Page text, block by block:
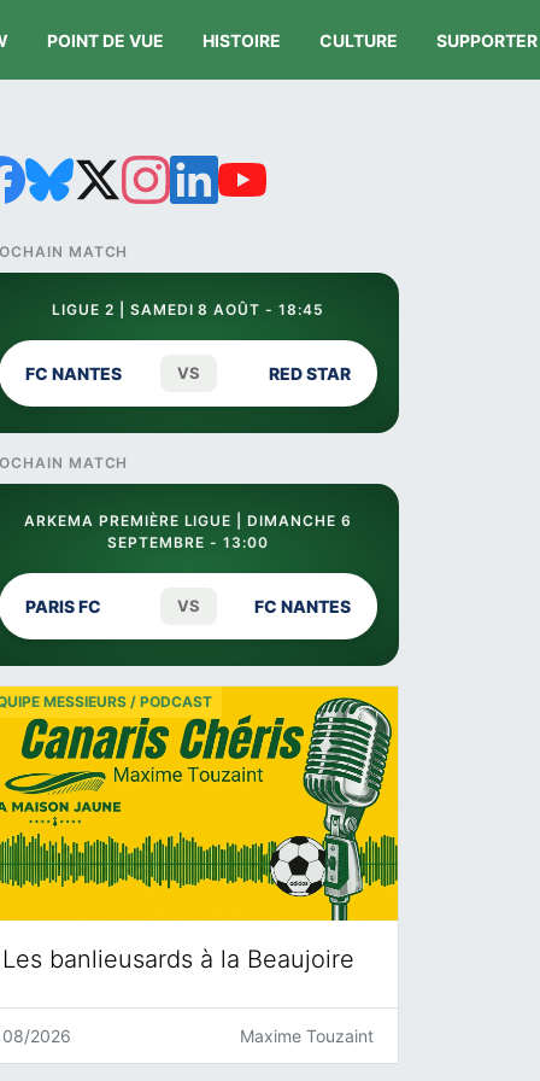
POINT DE VUE HISTOIRE CULTURE SUPPORTER
MATCH
LIGUE 2 | SAMEDI 8 AOÛT - 18:45
FC NANTES VS RED STAR
MATCH
ARKEMA PREMIÈRE LIGUE | DIMANCHE 6
SEPTEMBRE - 13:00
PARIS FC VS FC NANTES
Les banlieusards à la Beaujoire
MESSIEURS / PODCAST
08/2026 Maxime Touzaint